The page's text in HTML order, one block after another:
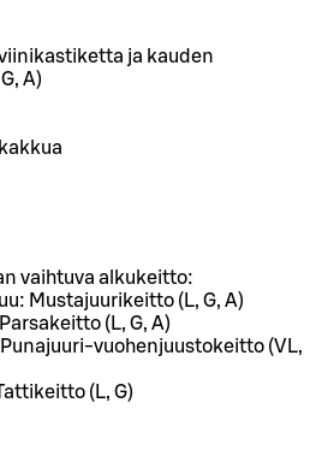
ja kauden
A)
vaihtuva alkukeitto:
Mustajuurikeitto (L, G, A)
(L, G, A)
vuohenjuustokeitto (VL,
(L, G)